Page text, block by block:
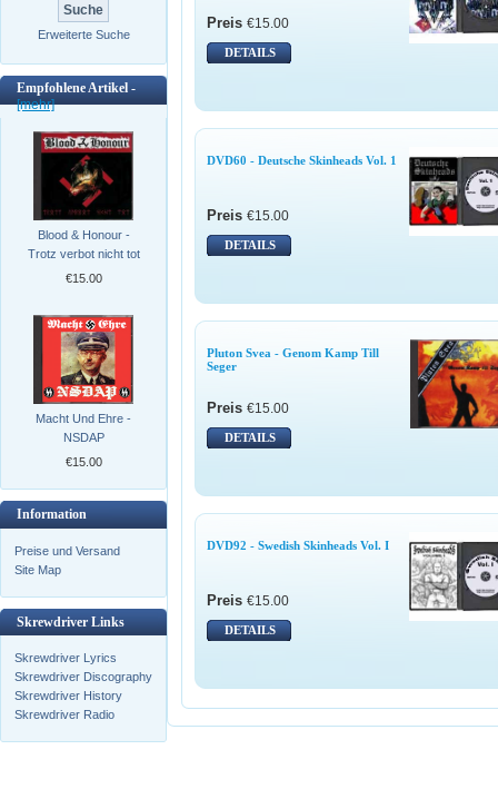
Erweiterte Suche
Empfohlene Artikel -
[mehr]
Blood & Honour -
Trotz verbot nicht tot
€15.00
Macht Und Ehre -
NSDAP
€15.00
Information
Preise und Versand
Site Map
Skrewdriver Links
Skrewdriver Lyrics
Skrewdriver Discography
Skrewdriver History
Skrewdriver Radio
Preis €15.00
DETAILS
DVD60 - Deutsche Skinheads Vol. 1
Preis €15.00
DETAILS
Pluton Svea - Genom Kamp Till
Seger
Preis €15.00
DETAILS
DVD92 - Swedish Skinheads Vol. I
Preis €15.00
DETAILS